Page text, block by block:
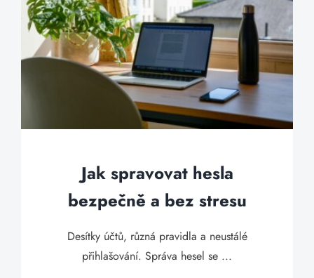
Jak spravovat hesla
bezpečně a bez stresu
Desítky účtů, různá pravidla a neustálé
přihlašování. Správa hesel se ...